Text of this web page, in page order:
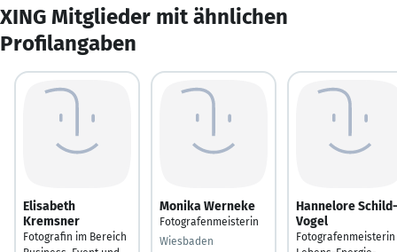
XING Mitglieder mit ähnlichen
Profilangaben
Elisabeth
Kremsner
Fotografin im Bereich
Monika Werneke
Fotografenmeisterin
Wiesbaden
Hannelore Schild-
Vogel
Fotografenmeisterin